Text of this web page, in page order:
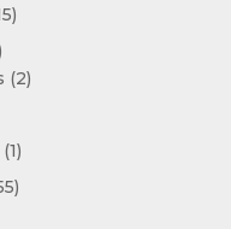
15
22
11
producto
55